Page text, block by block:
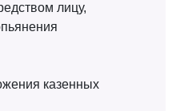
лицу,
казенных